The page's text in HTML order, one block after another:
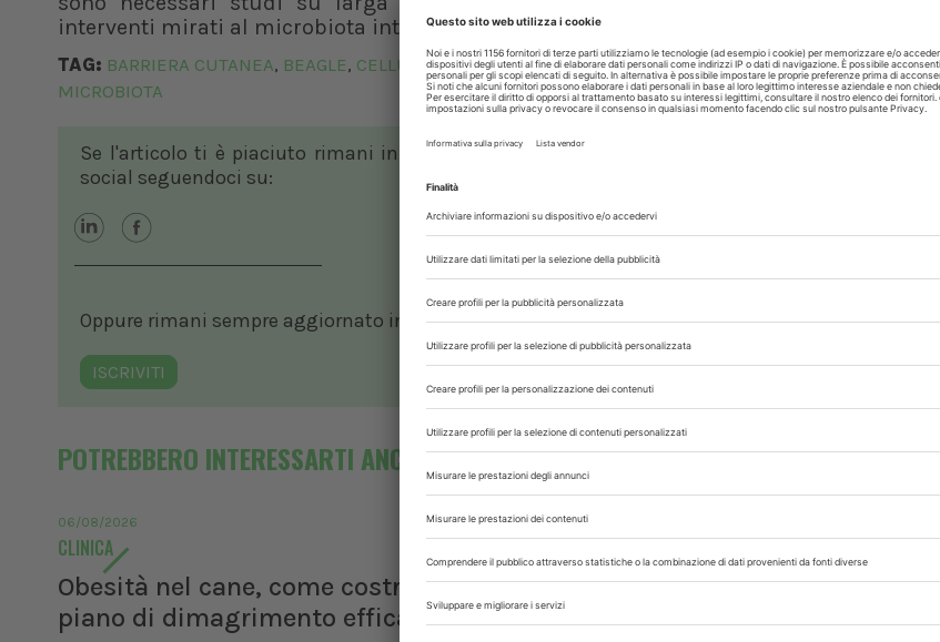
interventi mirati al microbiota intestinale.
TAG: BARRIERA CUTANEA, BEAGLE, CELLULE IMMUNITARIE,DERMATITE ATOPICA,MICROBIOMA
MICROBIOTA
Se l'articolo ti è piaciuto rimani in contatto con noi sui nostri canali
social seguendoci su:
Oppure rimani sempre aggiornato in ambito veterinario, iscrivendoti alla nostra newsletter!
ISCRIVITI
POTREBBERO INTERESSARTI ANCHE
06/08/2026
CLINICA
Obesità nel cane, come costruire un
piano di dimagrimento efficace
06/08/2026
ATTIVITÀ PROFESSIONALE
Riconoscimento titolo
prove il 28-29 ottobre a